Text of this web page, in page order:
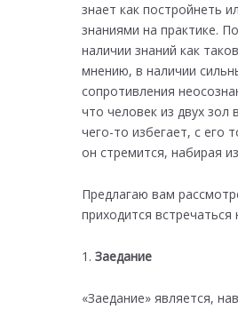
знает как постройнеть
знаниями на практике.
наличии знаний как
мнению, в наличии
сопротивления
что человек из двух
чего-то избегает, с его
он стремится, набирая
Предлагаю вам
приходится встречаться
Заедание
«Заедание» является,